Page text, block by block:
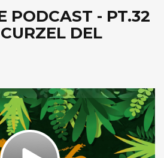
PODCAST - PT.32
DEL